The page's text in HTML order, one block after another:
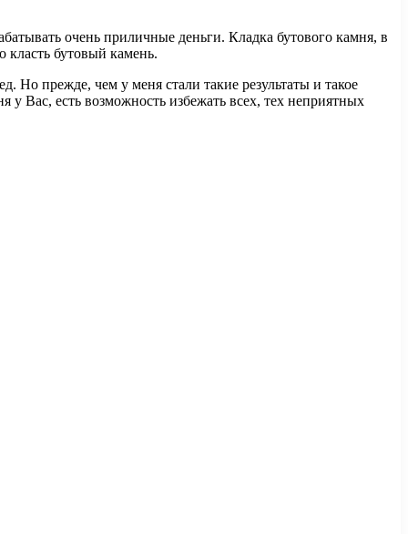
очень приличные деньги. Кладка бутового камня, в
класть бутовый камень.
Но прежде, чем у меня стали такие результаты и такое
Вас, есть возможность избежать всех, тех неприятных